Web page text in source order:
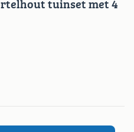
tuinset met 4